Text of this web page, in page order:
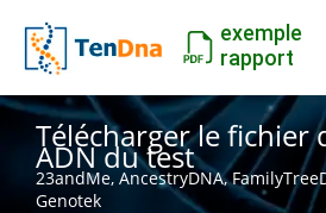
exemple
rapport
Télécharger le fichier
ADN du test
23andMe, AncestryDNA,
Genotek